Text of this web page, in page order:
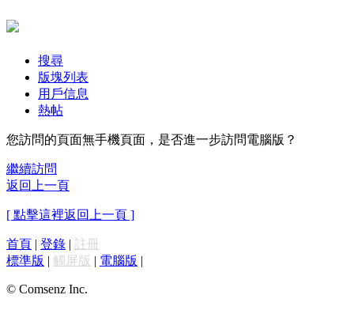
搜尋
版塊列表
用戶信息
熱帖
您訪問的頁面無手機頁面，是否進一步訪問電腦版？
繼續訪問
返回上一頁
[ 點擊這裡返回上一頁 ]
首頁 | 登錄 | 註冊
標準版 | 觸屏版 | 電腦版 |
© Comsenz Inc.